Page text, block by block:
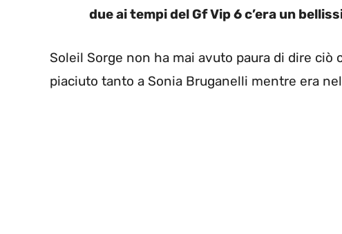
due ai tempi del Gf Vip 6 c’era un
Soleil Sorge non ha mai avuto paura di dire
piaciuto tanto a Sonia Bruganelli mentre era